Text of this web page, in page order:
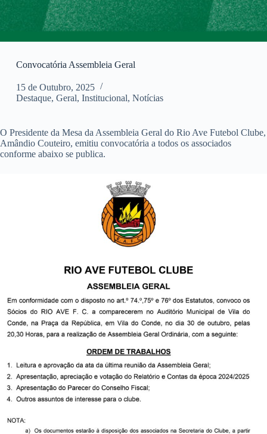
Convocatória Assembleia Geral
15 de Outubro, 2025
Destaque, Geral, Institucional, Notícias
O Presidente da Mesa da Assembleia Geral do Rio Ave Futebol Clube,
Amândio Couteiro, emitiu convocatória a todos os associados
conforme abaixo se publica.